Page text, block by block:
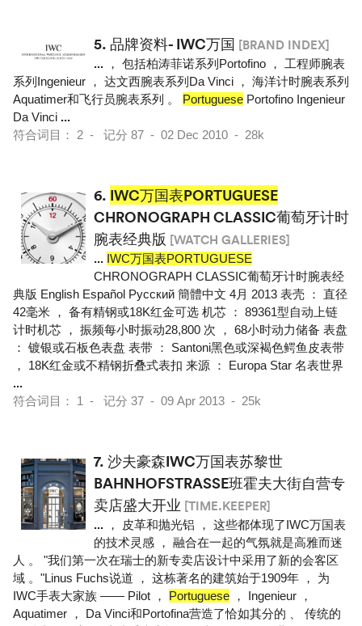
5. 品牌资料- IWC万国 [BRAND INDEX]
... ， 包括柏涛菲诺系列Portofino ， 工程师腕表
系列Ingenieur ， 达文西腕表系列Da Vinci ， 海洋计时腕表系列
Aquatimer和飞行员腕表系列 。 Portuguese Portofino Ingenieur
Da Vinci ...
符合词目： 2 - 记分 87 - 02 Dec 2010 - 28k
6. IWC万国表PORTUGUESE
CHRONOGRAPH CLASSIC葡萄牙计时
腕表经典版 [WATCH GALLERIES]
... IWC万国表PORTUGUESE
CHRONOGRAPH CLASSIC葡萄牙计时腕表经
典版 English Español Pусский 簡體中文 4月 2013 表壳 ： 直径
42毫米 ， 备有精钢或18K红金可选 机芯 ： 89361型自动上链
计时机芯 ， 振频每小时振动28,800 次 ， 68小时动力储备 表盘
： 镀银或石板色表盘 表带 ： Santoni黑色或深褐色鳄鱼皮表带
， 18K红金或不精钢折叠式表扣 来源 ： Europa Star 名表世界
...
符合词目： 1 - 记分 37 - 09 Apr 2013 - 25k
7. 沙夫豪森IWC万国表苏黎世
BAHNHOFSTRASSE班霍夫大街自营专
卖店盛大开业 [TIME.KEEPER]
... ， 皮革和抛光铝 ， 这些都体现了IWC万国表
的技术灵感 ， 融合在一起的气氛就是高雅而迷
人 。 "我们第一次在瑞士的新专卖店设计中采用了新的会客区
域 。"Linus Fuchs说道 ， 这栋著名的建筑始于1909年 ， 为
IWC手表大家族 —— Pilot ， Portuguese ， Ingenieur ，
Aquatimer ， Da Vinci和Portofina营造了恰如其分的 、 传统的